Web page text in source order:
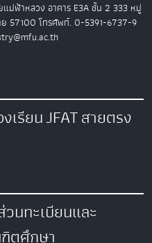
แม่ฟ้าหลวง อาคาร E3A ชั้น 2 333 หมู่
ย 57100 โทรศัพท์. 0-5391-6737-9
เรียนJFATสายตรง
วนทะเบียนและ
ตศึกษา